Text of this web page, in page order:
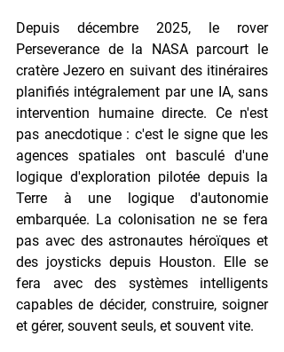
Depuis décembre 2025, le rover
Perseverance de la NASA parcourt le
cratère Jezero en suivant des itinéraires
planifiés intégralement par une IA, sans
intervention humaine directe. Ce n'est
pas anecdotique : c'est le signe que les
agences spatiales ont basculé d'une
logique d'exploration pilotée depuis la
Terre à une logique d'autonomie
embarquée. La colonisation ne se fera
pas avec des astronautes héroïques et
des joysticks depuis Houston. Elle se
fera avec des systèmes intelligents
capables de décider, construire, soigner
et gérer, souvent seuls, et souvent vite.